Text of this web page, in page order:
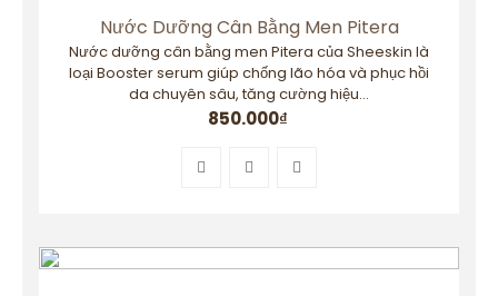
Nước Dưỡng Cân Bằng Men Pitera
Nước dưỡng cân bằng men Pitera của Sheeskin là
loại Booster serum giúp chống lão hóa và phục hồi
da chuyên sâu, tăng cường hiệu...
850.000₫